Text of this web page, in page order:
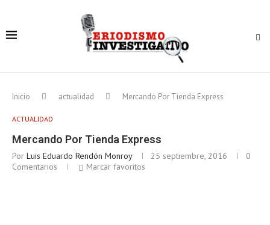
Inicio actualidad Mercando Por Tienda Express
ACTUALIDAD
Mercando Por Tienda Express
Por Luis Eduardo Rendón Monroy 25 septiembre, 2016
0
Comentarios
Marcar favoritos